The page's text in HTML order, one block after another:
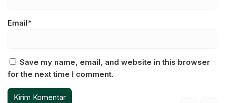
Email*
Save my name, email, and website in this browser
for the next time I comment.